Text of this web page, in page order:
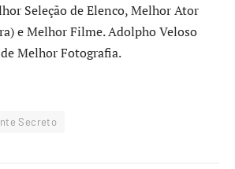
Seleção de Elenco, Melhor Ator
e Melhor Filme. Adolpho Veloso
Melhor Fotografia.
Secreto